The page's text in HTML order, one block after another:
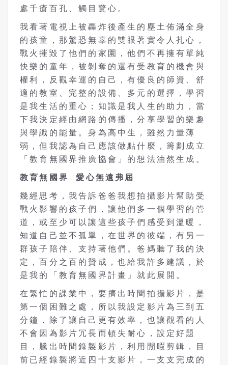
處千瘡百孔、觸目驚心。
我看著電視上被轟炸後產生的塵土佈滿全身
的孩童，那驚恐無辜的雙眼著實令人扎心，
戰火摧毀了他們的家園，他們不再擁有單純
快樂的童年，被剝奪的還有受教育的機會與
權利，反觀幸運的自己，有優良的師資、舒
適的教室、完整的設備、多元的選擇，學習
是我生活的重心；知識是我人生的助力，當
下我決定經由網路的傳播，分享學習的樂趣
與學識的能量。身為高中生，雖然力量薄
弱，但我認為自己應該做點什麼，籌劃成立
「教育無國界推廣協會」的想法油然生成。
教育無國界 愛心無遠弗屆
幾經思考，我告訴爸爸我想拍攝影片幫助受
戰火影響的孩子們，讓他們多一個學習的管
道，或至少可以讓這些孩子們感受到溫暖，
知道自己並不孤單，在世界的彼端，有另一
群孩子陪伴、支持著他們。爸媽聽了我的決
定，百分之百的贊成，也給我許多建議，於
是我的「教育無國界計畫」就此展開。
在繁忙的課業中，要擠出時間拍攝影片，是
第一個困難之處，所以我設定影片為三到五
分鐘，除了讓自己更有效率，也讓觀看的人
不會因為影片冗長而頓失耐心，設定好題
目，騰出時間錄製影片，利用閒暇剪輯，目
前已經錄製將近四十支影片，一支支完成的